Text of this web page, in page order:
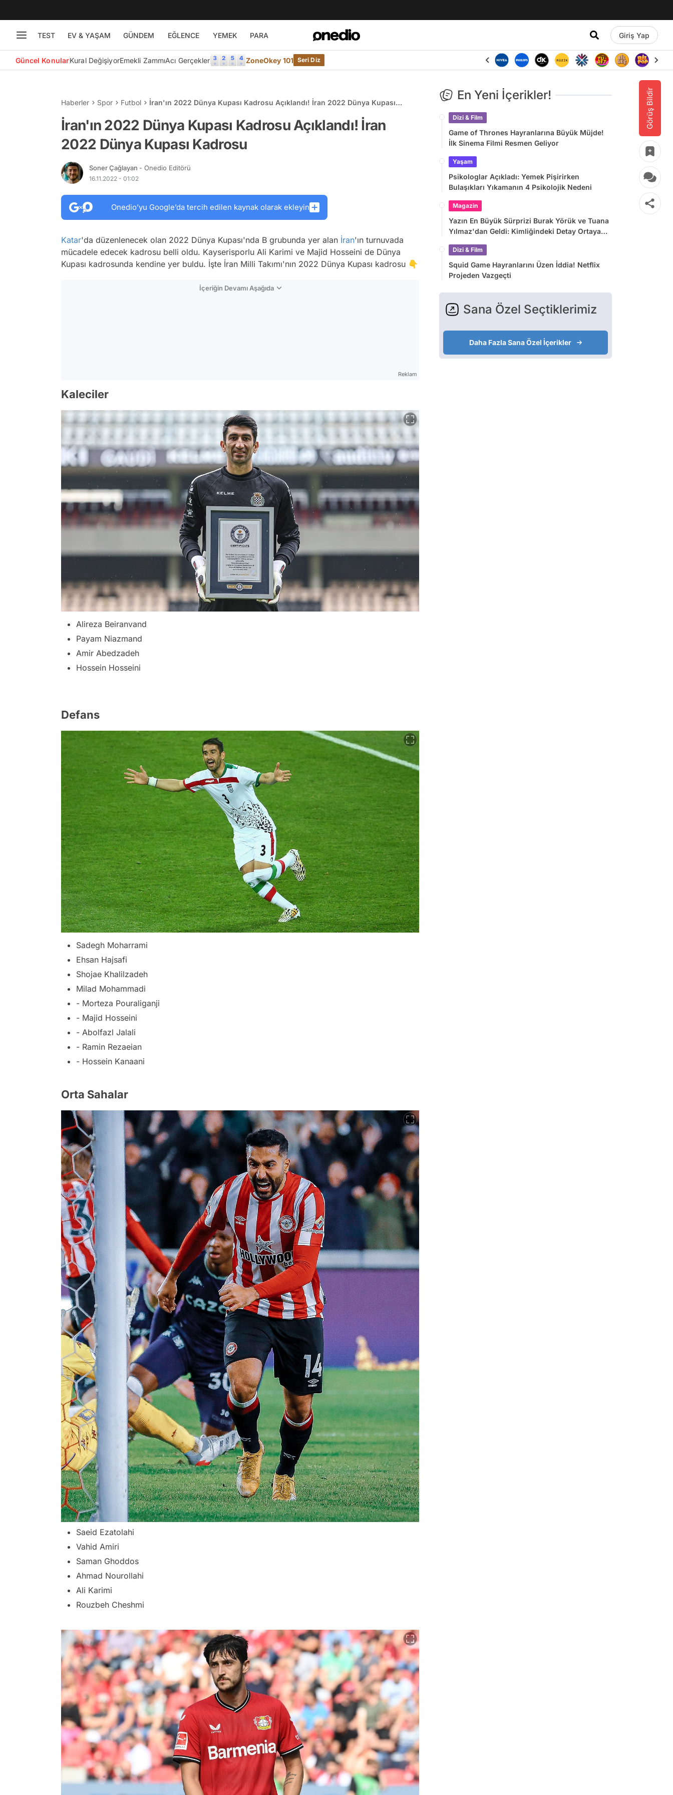
TEST EV & YAŞAM GÜNDEM EĞLENCE YEMEK PARA Giriş Yap
Güncel KonularKural DeğişiyorEmekli ZammıAcı Gerçekler ZoneOkey 101 Seri Diz
Görüş Bildir
Haberler Spor Futbol
İran'ın 2022 Dünya Kupası Kadrosu Açıklandı! İran 2022 Dünya Kupası
İran'ın 2022 Dünya Kupası Kadrosu Açıklandı! İran
2022 Dünya Kupası Kadrosu
Soner Çağlayan - Onedio Editörü
16.11.2022 - 01:02
Onedio’yu Google’da tercih edilen kaynak olarak ekleyin
Katar'da düzenlenecek olan 2022 Dünya Kupası'nda B grubunda yer alan İran'ın turnuvada
mücadele edecek kadrosu belli oldu. Kayserisporlu Ali Karimi ve Majid Hosseini de Dünya
Kupası kadrosunda kendine yer buldu. İşte İran Milli Takımı'nın 2022 Dünya Kupası kadrosu 👇
İçeriğin Devamı Aşağıda
Reklam
Kaleciler
Alireza Beiranvand
Payam Niazmand
Amir Abedzadeh
Hossein Hosseini
Defans
Sadegh Moharrami
Ehsan Hajsafi
Shojae Khalilzadeh
Milad Mohammadi
- Morteza Pouraliganji
- Majid Hosseini
- Abolfazl Jalali
- Ramin Rezaeian
- Hossein Kanaani
Orta Sahalar
Saeid Ezatolahi
Vahid Amiri
Saman Ghoddos
Ahmad Nourollahi
Ali Karimi
Rouzbeh Cheshmi
En Yeni İçerikler!
Dizi & Film
Game of Thrones Hayranlarına Büyük Müjde!
İlk Sinema Filmi Resmen Geliyor
Yaşam
Psikologlar Açıkladı: Yemek Pişirirken
Bulaşıkları Yıkamanın 4 Psikolojik Nedeni
Magazin
Yazın En Büyük Sürprizi Burak Yörük ve Tuana
Yılmaz'dan Geldi: Kimliğindeki Detay Ortaya
Dizi & Film
Squid Game Hayranlarını Üzen İddia! Netflix
Projeden Vazgeçti
Sana Özel Seçtiklerimiz
Daha Fazla Sana Özel İçerikler